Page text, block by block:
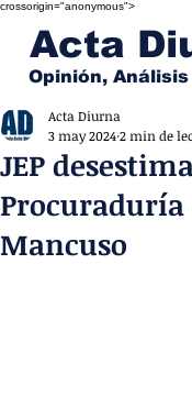
crossorigin="anonymous">
Acta
Opinión,
JEP
Procuraduría
Mancuso
Acta Diurna
3 may 20242 min de